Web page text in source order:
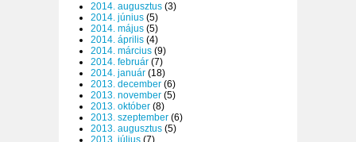
2014. augusztus (3)
2014. június (5)
2014. május (5)
2014. április (4)
2014. március (9)
2014. február (7)
2014. január (18)
2013. december (6)
2013. november (5)
2013. október (8)
2013. szeptember (6)
2013. augusztus (5)